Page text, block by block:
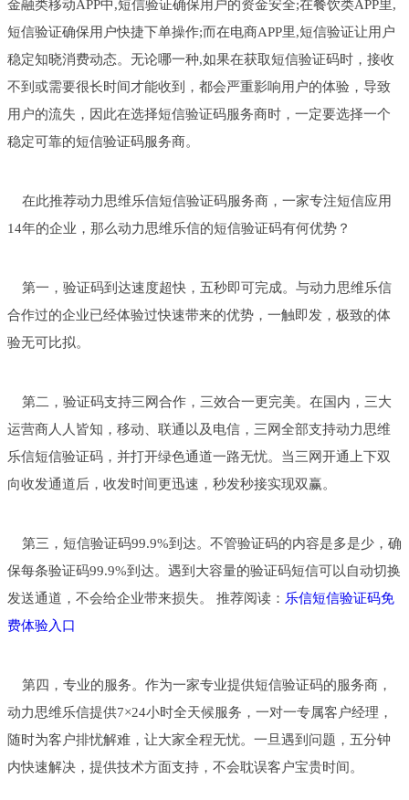
金融类移动APP中,短信验证确保用户的资金安全;在餐饮类APP里,
短信验证确保用户快捷下单操作;而在电商APP里,短信验证让用户
稳定知晓消费动态。无论哪一种,如果在获取短信验证码时，接收
不到或需要很长时间才能收到，都会严重影响用户的体验，导致
用户的流失，因此在选择短信验证码服务商时，一定要选择一个
稳定可靠的短信验证码服务商。
在此推荐动力思维乐信短信验证码服务商，一家专注短信应用
14年的企业，那么动力思维乐信的短信验证码有何优势？
第一，验证码到达速度超快，五秒即可完成。与动力思维乐信
合作过的企业已经体验过快速带来的优势，一触即发，极致的体
验无可比拟。
第二，验证码支持三网合作，三效合一更完美。在国内，三大
运营商人人皆知，移动、联通以及电信，三网全部支持动力思维
乐信短信验证码，并打开绿色通道一路无忧。当三网开通上下双
向收发通道后，收发时间更迅速，秒发秒接实现双赢。
第三，短信验证码99.9%到达。不管验证码的内容是多是少，确
保每条验证码99.9%到达。遇到大容量的验证码短信可以自动切换
发送通道，不会给企业带来损失。 推荐阅读： 乐信短信验证码免
费体验入口
第四，专业的服务。作为一家专业提供短信验证码的服务商，
动力思维乐信提供7×24小时全天候服务，一对一专属客户经理，
随时为客户排忧解难，让大家全程无忧。一旦遇到问题，五分钟
内快速解决，提供技术方面支持，不会耽误客户宝贵时间。